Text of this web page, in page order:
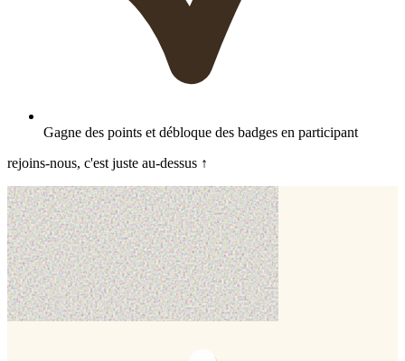
Gagne des points et débloque des badges en participant
rejoins-nous, c'est juste au-dessus ↑